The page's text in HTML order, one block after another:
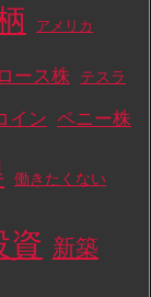
アメリカ
ース株 テスラ
イン ペニー株
働きたくない
資 新築